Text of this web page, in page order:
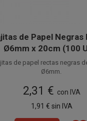
de Papel Negras
Ø6mm x 20cm (100
de papel rectas negras
Ø6mm.
de papel también son
Biodegradables.
a la venta en
2,31 € con IVA
1,91 € sin IVA